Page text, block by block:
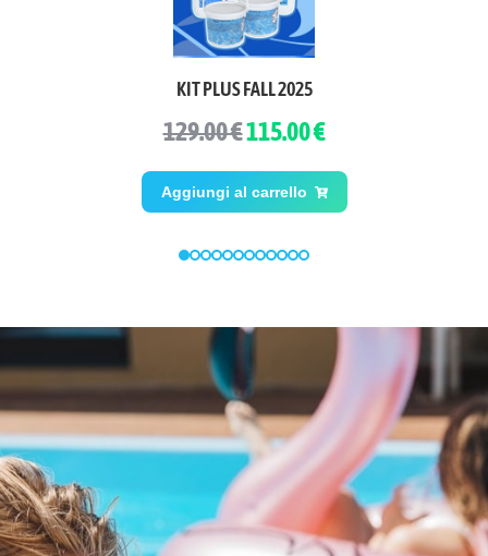
KIT PLUS FALL 2025
129.00 €115.00 €
Aggiungi al carrello